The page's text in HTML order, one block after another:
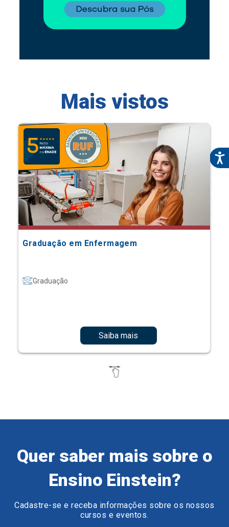
Mais vistos
Graduação em Enfermagem
Graduação
Saiba mais
Quer saber mais sobre o
Ensino Einstein?
Cadastre-se e receba informações sobre os nossos
cursos e eventos.